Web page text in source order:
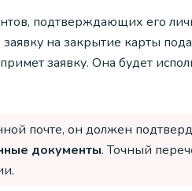
подтверждающих его
на закрытие карты
заявку. Она будет
почте, он должен
документы. Точный